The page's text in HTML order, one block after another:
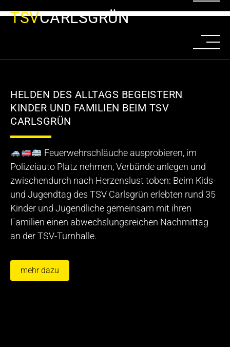
TSVCARLSGRÜN
HELDEN DES ALLTAGS BEGEISTERN
KINDER UND FAMILIEN BEIM TSV
CARLSGRÜN
Feuerwehrschläuche ausprobieren, im
Polizeiauto Platz nehmen, Verbände anlegen und
zwischendurch nach Herzenslust toben: Beim Kids-
und Jugendtag des TSV Carlsgrün erlebten rund 35
Kinder und Jugendliche gemeinsam mit ihren
Familien einen abwechslungsreichen Nachmittag
an der TSV-Turnhalle.
mehr dazu